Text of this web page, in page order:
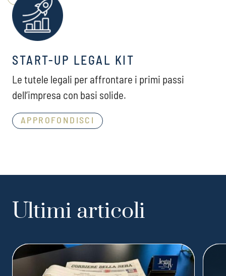
START-UP LEGAL KIT
Le tutele legali per affrontare i primi passi
dell’impresa con basi solide.
APPROFONDISCI
Ultimi articoli